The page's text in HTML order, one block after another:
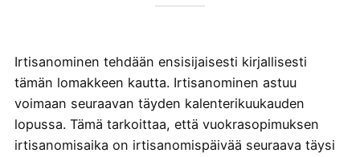
Irtisanominen tehdään ensisijaisesti kirjallisesti
tämän lomakkeen kautta. Irtisanominen astuu
voimaan seuraavan täyden kalenterikuukauden
lopussa. Tämä tarkoittaa, että vuokrasopimuksen
irtisanomisaika on irtisanomispäivää seuraava täysi